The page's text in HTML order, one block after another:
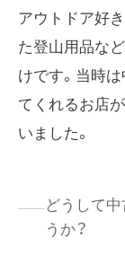
アウトドア好
た登山用品な
けです。当時
てくれるお店
いました。
どうして
うか？